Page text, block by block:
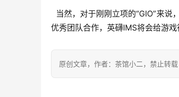
当然，对于刚刚立项的“GIO”来
优秀团队合作，英礴IMS将会给游
原创文章，作者：茶馆小二，禁止